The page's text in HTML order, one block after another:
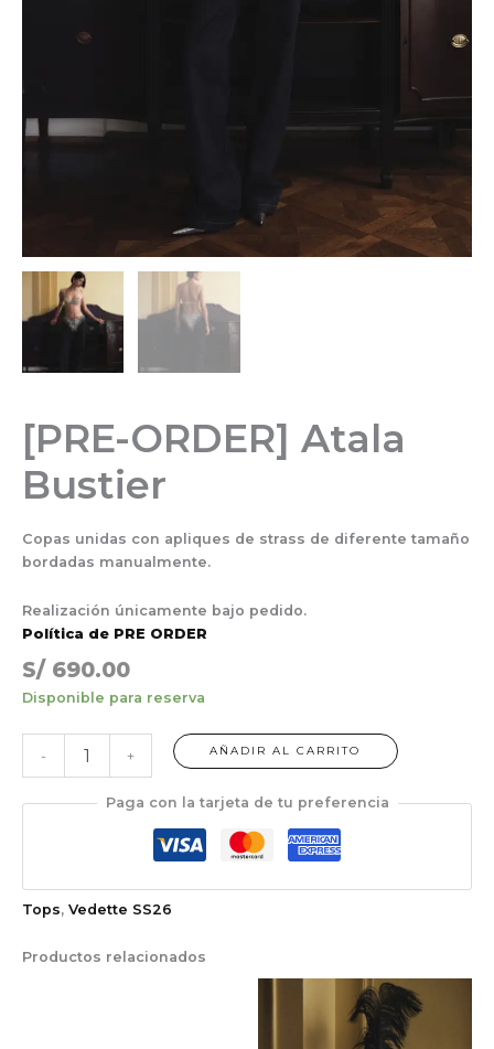
[PRE-ORDER] Atala
Bustier
Copas unidas con apliques de strass de diferente tamaño
bordadas manualmente.
Realización únicamente bajo pedido.
Política de PRE ORDER
S/690.00
Disponible para reserva
- + AÑADIR AL CARRITO
Paga con la tarjeta de tu preferencia
Tops, Vedette SS26
Productos relacionados